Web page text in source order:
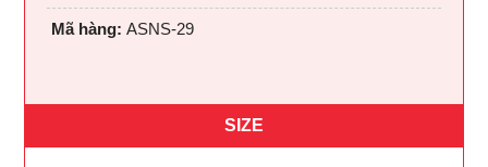
Mã hàng:ASNS-29
SIZE